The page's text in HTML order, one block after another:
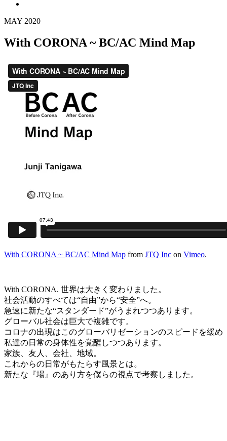
MAY 2020
With CORONA ~ BC/AC Mind Map
With CORONA ~ BC/AC Mind Map from JTQ Inc on Vimeo.
With CORONA. 世界は大きく変わりました。
社会活動のすべては“自由”から“安全”へ。
急速に新たな“スタンダード”がうまれつつあります。
グローバル社会は巨大で複雑です。
コロナの出現はこのグローバリゼーションのスピードを緩め
私達の日常の身体性を覚醒しつつあります。
家族、友人、会社、地域。
これからの日常がもたらす風景とは。
新たな『場』のあり方を僕らの視点で考察しました。